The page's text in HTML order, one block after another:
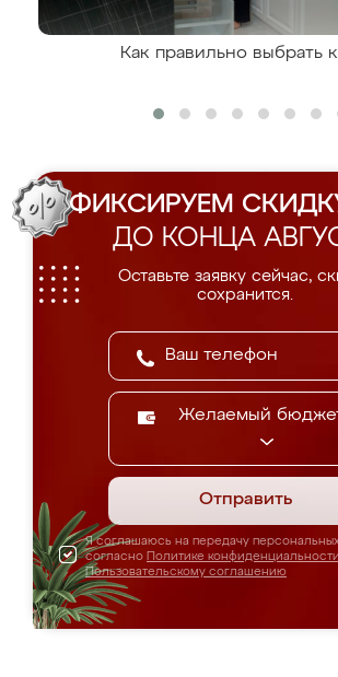
Как правильно выбрать
ФИКСИРУЕМ
ДО КОНЦА
Оставьте заявку сейчас,
сохранится.
Желаемый
Отправить
Я соглашаюсь на передачу
согласно Политике конфиденциальности
Пользовательскому соглашению